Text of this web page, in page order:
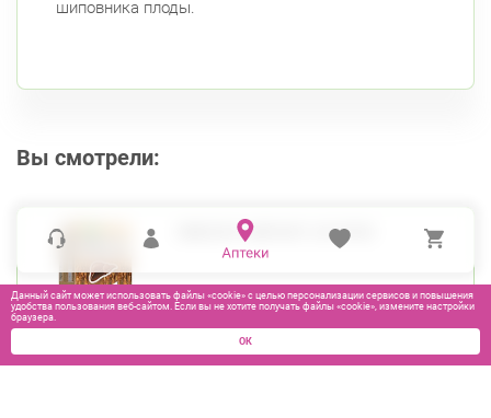
шиповника плоды.
Вы смотрели:
ОВЕСОЛ ЧАЙ Ф/П 1,5Г №20
520₽
Данный сайт может использовать файлы «cookie» с целью персонализации сервисов и повышения
удобства пользования веб-сайтом. Если вы не хотите получать файлы «cookie», измените настройки
браузера.
ОК